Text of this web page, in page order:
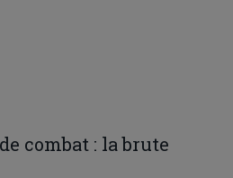
combat : la brute